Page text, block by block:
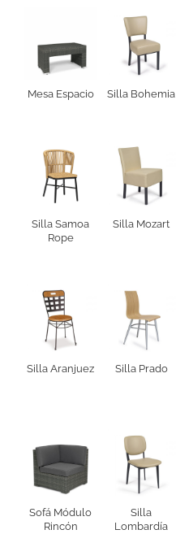
Mesa Espacio Silla Bohemia
Silla Samoa
Rope
Silla Mozart
Silla Aranjuez Silla Prado
Sofá Módulo
Rincón
Silla
Lombardía